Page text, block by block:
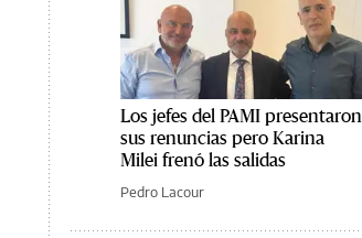
Los jefes del PAMI presentaron
sus renuncias pero Karina
Milei frenó las salidas
Pedro Lacour